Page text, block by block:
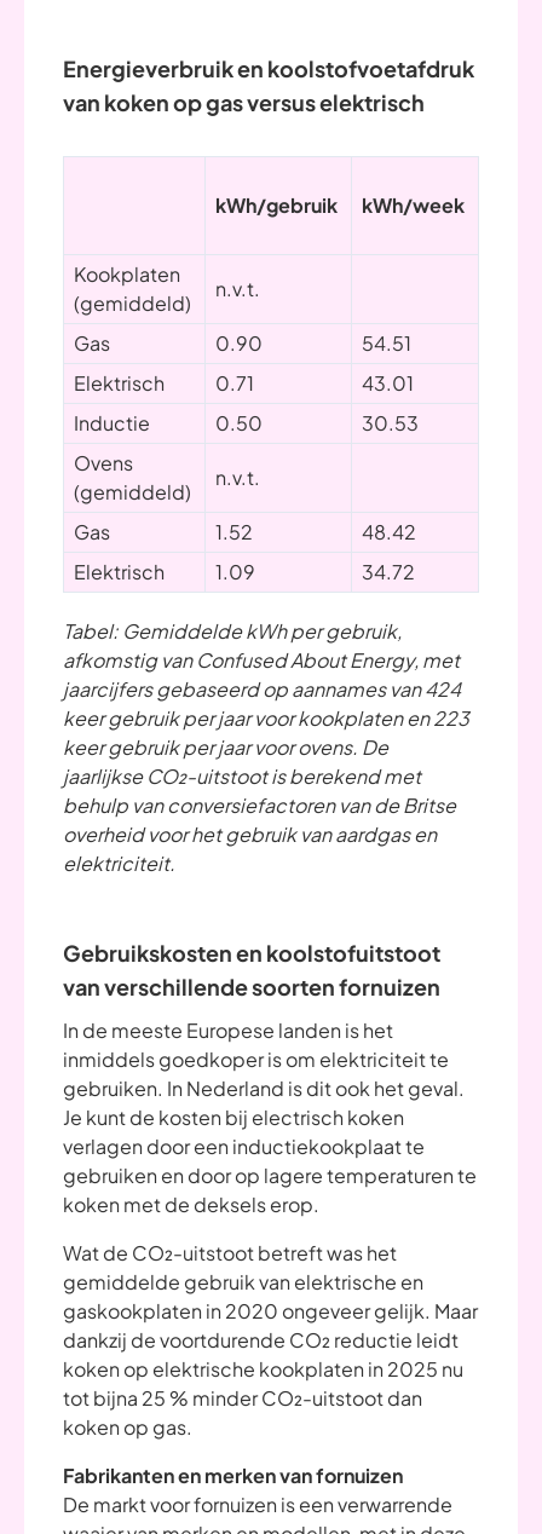
Energieverbruik en koolstofvoetafdruk
van koken op gas versus elektrisch
kWh/gebruik kWh/week
Kookplaten
(gemiddeld)
n.v.t.
Gas 0.90 54.51
Elektrisch
0.71 43.01
Inductie
0.50 30.53
Ovens
(gemiddeld)
n.v.t.
Gas 1.52 48.42
Elektrisch
1.09 34.72
Tabel: Gemiddelde kWh per gebruik,
afkomstig van Confused About Energy, met
jaarcijfers gebaseerd op aannames van 424
keer gebruik per jaar voor kookplaten en 223
keer gebruik per jaar voor ovens. De
jaarlijkseCO₂-uitstoot is berekend met
behulp van conversiefactoren van de Britse
overheid voor het gebruik van aardgas en
elektriciteit.
Gebruikskosten en koolstofuitstoot
van verschillende soorten fornuizen
In de meeste Europese landen is het
inmiddels goedkoper is om elektriciteit te
gebruiken. In Nederland is dit ook het geval.
Je kunt de kosten bij electrisch koken
verlagen door een inductiekookplaat te
gebruiken en door op lagere temperaturen te
koken met de deksels erop.
Wat de CO₂-uitstoot betreft was het
gemiddelde gebruik van elektrische en
gaskookplaten in 2020 ongeveer gelijk. Maar
dankzij de voortdurende CO₂ reductie leidt
koken op elektrische kookplaten in 2025 nu
tot bijna 25 % minder CO₂-uitstoot dan
koken op gas.
Fabrikanten en merken van fornuizen
De markt voor fornuizen is een verwarrende